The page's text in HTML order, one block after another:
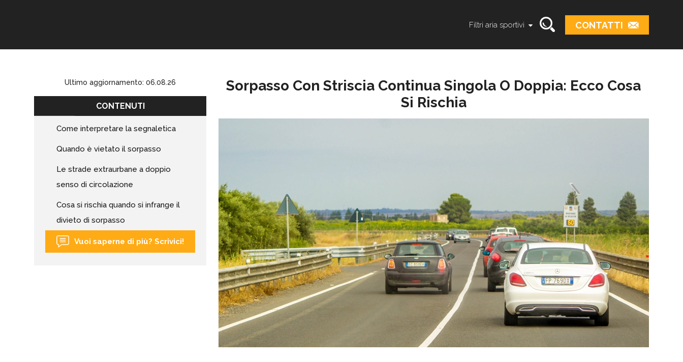
Filtri aria sportivi CONTATTI
Ultimo aggiornamento: 06.08.26
CONTENUTI
Come interpretare la segnaletica
Quando è vietato il sorpasso
Le strade extraurbane a doppio
senso di circolazione
Cosa si rischia quando si infrange il
divieto di sorpasso
Vuoi saperne di più? Scrivici!
Sorpasso Con Striscia Continua Singola O Doppia: Ecco Cosa
Si Rischia